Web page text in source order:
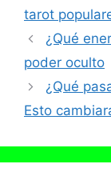
tarot
¿Qué
poder oculto
¿Qué
Esto